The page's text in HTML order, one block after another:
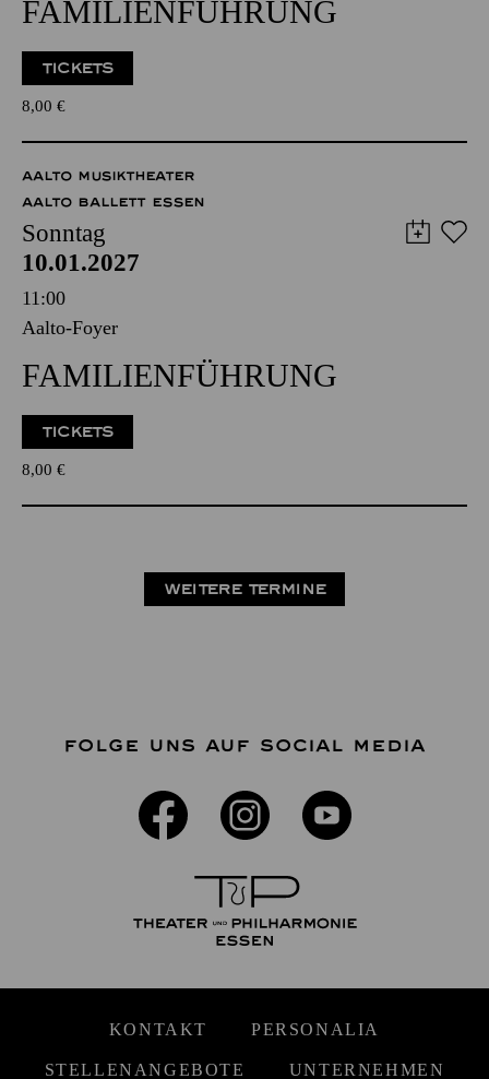
FAMILIENFÜHRUNG
TICKETS
8,00 €
AALTO MUSIKTHEATER
AALTO BALLETT ESSEN
Sonntag
10.01.2027
11:00
Aalto-Foyer
FAMILIENFÜHRUNG
TICKETS
8,00 €
WEITERE TERMINE
FOLGE UNS AUF SOCIAL MEDIA
KONTAKT PERSONALIA
STELLENANGEBOTE UNTERNEHMEN